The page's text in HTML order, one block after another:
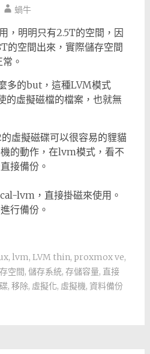
蝸牛
，明明只有2.5T的空間，因
的空間出來，實際儲存空間
。
多的but，這種LVM模式
的虛擬磁檔的檔案，也就無
虛擬磁碟可以很容易的貍貓
的動作，在lvm模式，看不
接備份。
lvm，直接掛磁來使用。
行備份。
, lvm, LVM thin, proxmox ve,
空間, 儲存系統, 存儲容量, 直接
, 移除, 虛擬化, 虛擬機, 資料備份